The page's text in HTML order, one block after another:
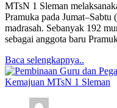
MTsN 1 Sleman
Pramuka pada
madrasah. Sebanyak 192
sebagai anggota baru
Baca selengkapnya..